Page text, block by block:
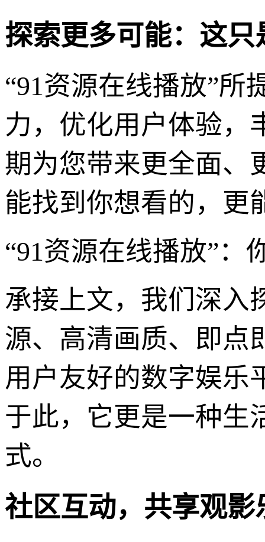
探索更多可能：这只
“91资源在线播放”所
力，优化用户体验，
期为您带来更全面、
能找到你想看的，更
“91资源在线播放”：
承接上文，我们深入
源、高清画质、即点
用户友好的数字娱乐
于此，它更是一种生
式。
社区互动，共享观